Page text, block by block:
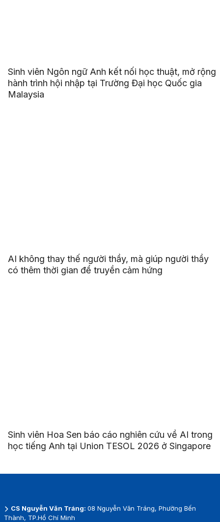
Sinh viên Ngôn ngữ Anh kết nối học thuật, mở rộng
hành trình hội nhập tại Trường Đại học Quốc gia
Malaysia
AI không thay thế người thầy, mà giúp người thầy
có thêm thời gian để truyền cảm hứng
Sinh viên Hoa Sen báo cáo nghiên cứu về AI trong
học tiếng Anh tại Union TESOL 2026 ở Singapore
CS Nguyễn Văn Tráng: 08 Nguyễn Văn Tráng, Phường Bến
Thành, TP.Hồ Chí Minh